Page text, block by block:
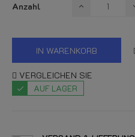
Anzahl
IN WARENKORB
VERGLEICHEN SIE
AUF LAGER